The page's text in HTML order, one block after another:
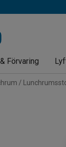
Förvaring